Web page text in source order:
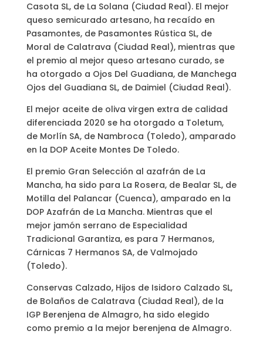
Casota SL, de La Solana (Ciudad Real). El mejor
queso semicurado artesano, ha recaído en
Pasamontes, de Pasamontes Rústica SL, de
Moral de Calatrava (Ciudad Real), mientras que
el premio al mejor queso artesano curado, se
ha otorgado a Ojos Del Guadiana, de Manchega
Ojos del Guadiana SL, de Daimiel (Ciudad Real).
El mejor aceite de oliva virgen extra de calidad
diferenciada 2020 se ha otorgado a Toletum,
de Morlín SA, de Nambroca (Toledo), amparado
en la DOP Aceite Montes De Toledo.
El premio Gran Selección al azafrán de La
Mancha, ha sido para La Rosera, de Bealar SL, de
Motilla del Palancar (Cuenca), amparado en la
DOP Azafrán de La Mancha. Mientras que el
mejor jamón serrano de Especialidad
Tradicional Garantiza, es para 7 Hermanos,
Cárnicas 7 Hermanos SA, de Valmojado
(Toledo).
Conservas Calzado, Hijos de Isidoro Calzado SL,
de Bolaños de Calatrava (Ciudad Real), de la
IGP Berenjena de Almagro, ha sido elegido
como premio a la mejor berenjena de Almagro.